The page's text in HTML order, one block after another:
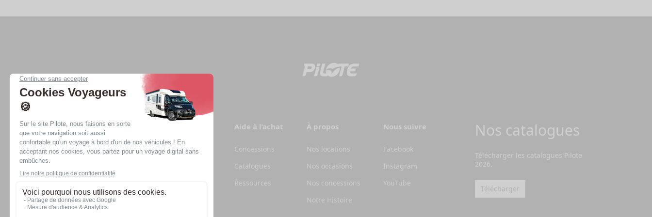
Nos véhicules
Vans
Intégraux
Vans Évidence
Aide à l’achat
Concessions
Catalogues
Ressources
À propos
Nos locations
Nos occasions
Nos concessions
Notre Histoire
Nous suivre
Facebook
Instagram
YouTube
Nos catalogues
Télécharger les catalogues Pilote
2026.
Télécharger